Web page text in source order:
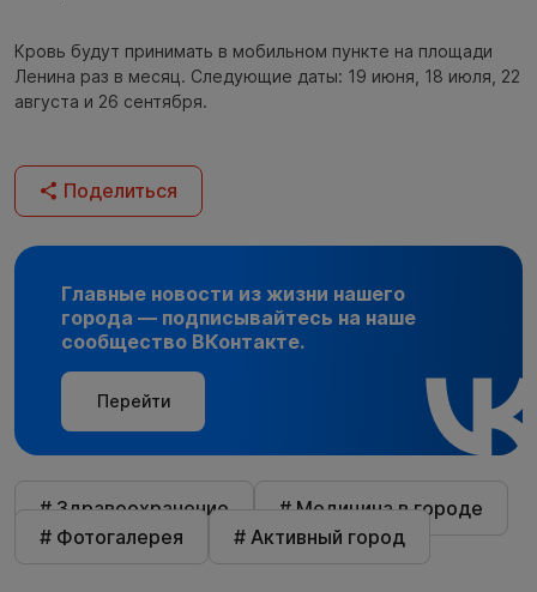
Кровь будут принимать в мобильном пункте на площади
Ленина раз в месяц. Следующие даты: 19 июня, 18 июля, 22
августа и 26 сентября.
Поделиться
Главные новости из жизни нашего
города — подписывайтесь на наше
сообщество ВКонтакте.
Перейти
# Здравоохранение
# Медицина в городе
# Фотогалерея
# Активный город